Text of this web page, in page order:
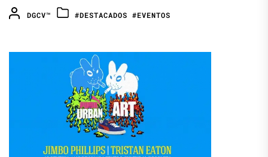
DGCV™ #DESTACADOS #EVENTOS